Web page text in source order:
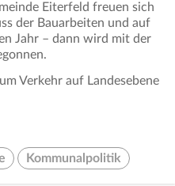
Eiterfeld freuen sich
der Bauarbeiten und auf
Jahr – dann wird mit der
Verkehr auf Landesebene
Kommunalpolitik